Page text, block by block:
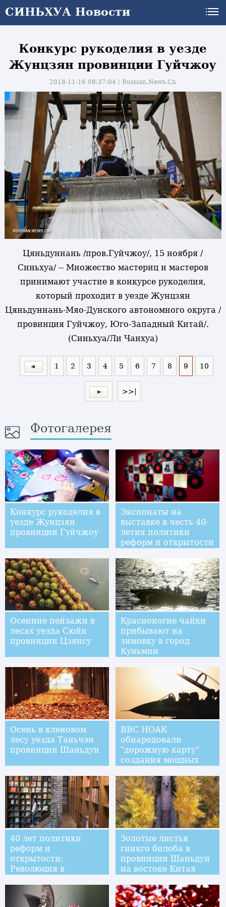
СИНЬХУА Новости
Конкурс рукоделия в уезде
Жунцзян провинции Гуйчжоу
2018-11-16 08:37:04丨Russian.News.Cn
Цяньдуннань /пров.Гуйчжоу/, 15 ноября /
Синьхуа/ -- Множество мастериц и мастеров
принимают участие в конкурсе рукоделия,
который проходит в уезде Жунцзян
Цяньдуннань-Мяо-Дунского автономного округа /
провинция Гуйчжоу, Юго-Западный Китай/.
(Синьхуа/Ли Чанхуа)
1 2 3 4 5 6 7 8 9 10
>>|
Фотогалерея
Конкурс рукоделия в
уезде Жунцзян
провинции Гуйчжоу
Экспонаты на
выставке в честь 40-
летия политики
реформ и открытости
Осенние пейзажи в
лесах уезда Сюйи
провинции Цзянсу
Красноногие чайки
прибывают на
зимовку в город
Куньмин
Осень в кленовом
лесу уезда Таньчэн
провинции Шаньдун
ВВС НОАК
обнародовали
"дорожную карту"
создания мощных
ВВС
40 лет политики
реформ и
открытости:
Революция в
Золотые листья
гинкго билоба в
провинции Шаньдун
на востоке Китая